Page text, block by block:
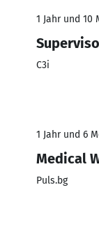
1 Jahr und 10
C3i
1 Jahr und 6
Medical
Puls.bg